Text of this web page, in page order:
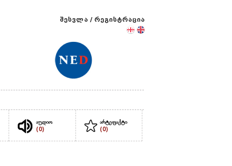
შესვლა / რეგისტრაცია
აუდიო
(0)
არტეფაქტი
(0)